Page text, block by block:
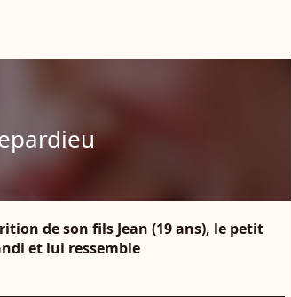
de son fils Jean (19 ans), le petit
et lui ressemble